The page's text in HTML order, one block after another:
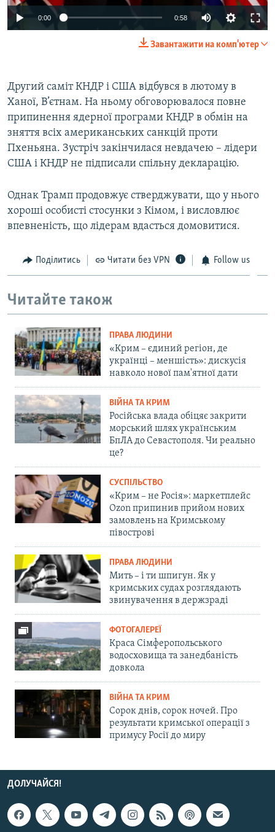
0:00 0:58
Завантажити на комп'ютер
Другий саміт КНДР і США відбувся в лютому в
Ханої, В’єтнам. На ньому обговорювалося повне
припинення ядерної програми КНДР в обмін на
зняття всіх американських санкцій проти
Пхеньяна. Зустріч закінчилася невдачею – лідери
США і КНДР не підписали спільну декларацію.
Однак Трамп продовжує стверджувати, що у нього
хороші особисті стосунки з Кімом, і висловлює
впевненість, що лідерам вдасться домовитися.
Поділитись Читати без VPN Follow us
Читайте також
ПРАВА ЛЮДИНИ
«Крим – єдиний регіон, де
українці – меншість»: дискусія
навколо нової пам'ятної дати
ВІЙНА ТА КРИМ
Російська влада обіцяє закрити
морський шлях українським
БпЛА до Севастополя. Чи реально
це?
СУСПІЛЬСТВО
«Крим – не Росія»: маркетплейс
Ozon припинив прийом нових
замовлень на Кримському
півострові
ПРАВА ЛЮДИНИ
Мить – і ти шпигун. Як у
кримських судах розглядають
звинувачення в держзраді
ФОТОГАЛЕРЕЇ
Краса Сімферопольського
водосховища та занедбаність
довкола
ВІЙНА ТА КРИМ
Сорок днів, сорок ночей. Про
результати кримської операції з
примусу Росії до миру
ДОЛУЧАЙСЯ!